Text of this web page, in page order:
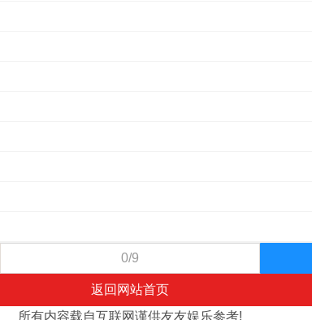
0/9
返回网站首页
所有内容载自互联网谨供友友娱乐参考!